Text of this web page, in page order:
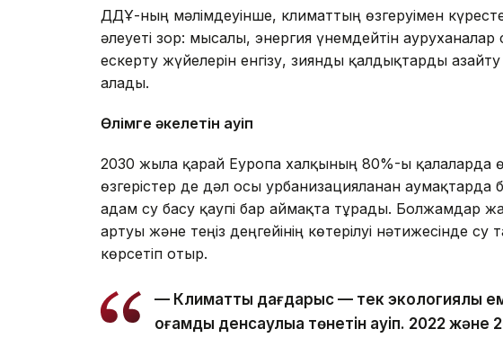
ДДҰ-ның мәлімдеуінше, климаттың өзгеруімен
әлеуеті зор: мысалы, энергия үнемдейтін
ескерту жүйелерін енгізу, зиянды қалдықтарды
алады.
Өлімге әкелетін қауіп
2030 жылға қарай Еуропа халқының 80%-ы қалаларда
өзгерістер де дәл осы урбанизацияланған
адам су басу қаупі бар аймақта тұрады. Болжамдар
артуы және теңіз деңгейінің көтерілуі нәтижесінде
көрсетіп отыр.
— Климаттық дағдарыс — тек экологиялық
қоғамдық денсаулыққа төнетін қауіп. 2022